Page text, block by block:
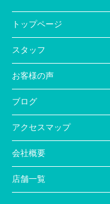
トップページ
スタッフ
お客様の声
ブログ
アクセスマップ
会社概要
店舗一覧